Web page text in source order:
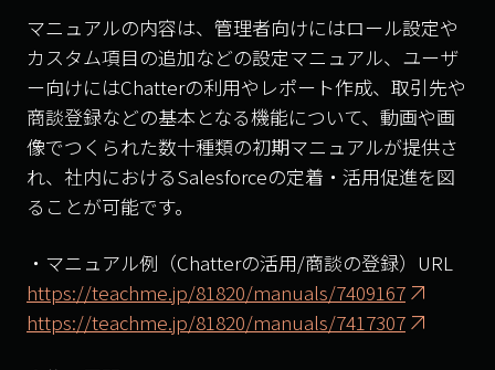
マニュアルの内容は、管理者向けにはロール設定や
カスタム項目の追加などの設定マニュアル、ユーザ
ー向けにはChatterの利用やレポート作成、取引先や
商談登録などの基本となる機能について、動画や画
像でつくられた数十種類の初期マニュアルが提供さ
れ、社内におけるSalesforceの定着・活用促進を図
ることが可能です。
・マニュアル例（Chatterの活用/商談の登録）URL
https://teachme.jp/81820/manuals/7409167
https://teachme.jp/81820/manuals/7417307